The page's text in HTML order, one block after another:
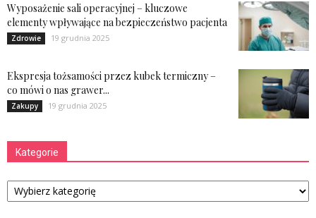
Wyposażenie sali operacyjnej – kluczowe
elementy wpływające na bezpieczeństwo pacjenta
Zdrowie 19 grudnia 2025
Ekspresja tożsamości przez kubek termiczny –
co mówi o nas grawer...
Zakupy 19 grudnia 2025
Kategorie
Kategorie